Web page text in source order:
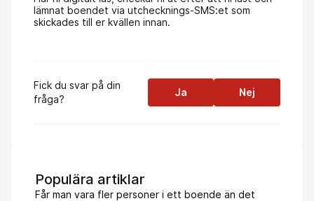
lämnat boendet via utchecknings-SMS:et som
skickades till er kvällen innan.
Fick du svar på din
fråga?
Ja Nej
Populära artiklar
Får man vara fler personer i ett boende än det